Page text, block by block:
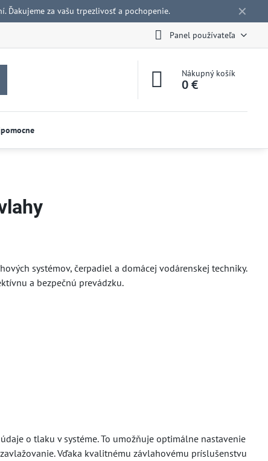
✕
Ďakujeme za vašu trpezlivosť a pochopenie.
Panel používateľa
Nákupný košík
0 €
systémov, čerpadiel a domácej vodárenskej techniky.
a bezpečnú prevádzku.
o tlaku v systéme. To umožňuje optimálne nastavenie
Vďaka kvalitnému závlahovému príslušenstvu